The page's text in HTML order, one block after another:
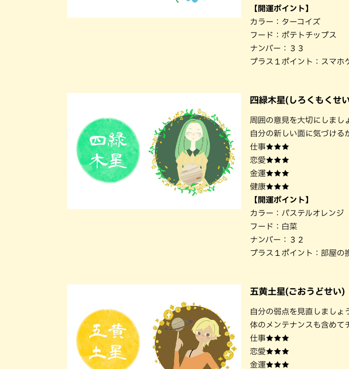
【開運ポイント】
カラー：ターコイズ
フード：ポテトチップス
ナンバー：３３
プラス１ポイント：スマホ
四緑木星(しろくもくせ
周囲の意見を大切にしまし
自分の新しい面に気づける
仕事★★★
恋愛★★★
金運★★★
健康★★★
【開運ポイント】
カラー：パステルオレンジ
フード：白菜
ナンバー：３２
プラス１ポイント：部屋の
五黄土星(ごおうどせい)
自分の弱点を見直しましょ
体のメンテナンスも含めて
仕事★★★
恋愛★★★
金運★★★